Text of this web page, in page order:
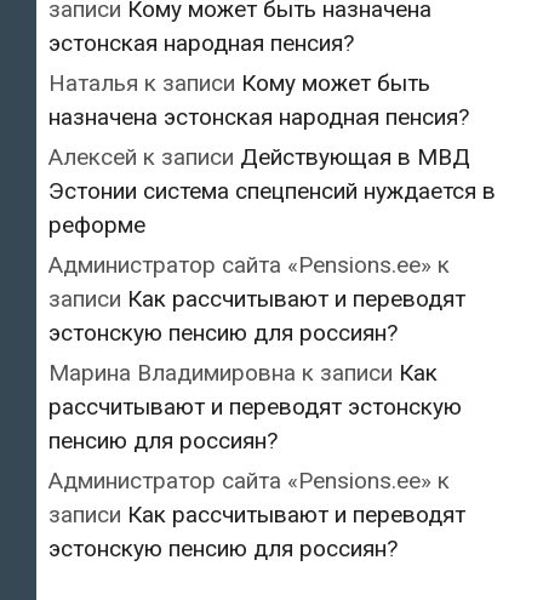
записи Кому может быть назначена
эстонская народная пенсия?
Наталья к записи Кому может быть
назначена эстонская народная пенсия?
Алексей к записи Действующая в МВД
Эстонии система спецпенсий нуждается в
реформе
Администратор сайта «Pensions.ee» к
записи Как рассчитывают и переводят
эстонскую пенсию для россиян?
Марина Владимировна к записи Как
рассчитывают и переводят эстонскую
пенсию для россиян?
Администратор сайта «Pensions.ee» к
записи Как рассчитывают и переводят
эстонскую пенсию для россиян?